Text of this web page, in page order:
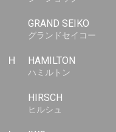
GRAND SEIKO
グランドセイコー
H HAMILTON
ハミルトン
HIRSCH
ヒルシュ